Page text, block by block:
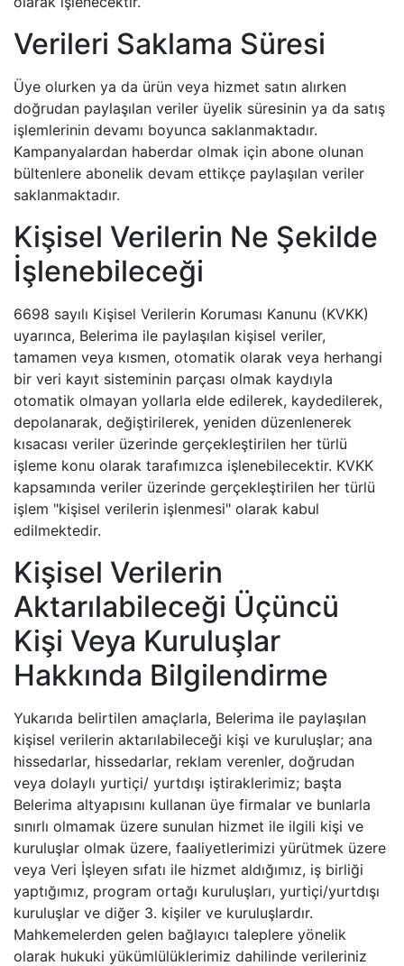
Verileri Saklama Süresi
Üye olurken ya da ürün veya hizmet satın alırken
doğrudan paylaşılan veriler üyelik süresinin ya da satış
işlemlerinin devamı boyunca saklanmaktadır.
Kampanyalardan haberdar olmak için abone olunan
bültenlere abonelik devam ettikçe paylaşılan veriler
saklanmaktadır.
Kişisel Verilerin Ne Şekilde
İşlenebileceği
6698 sayılı Kişisel Verilerin Koruması Kanunu (KVKK)
uyarınca, Belerima ile paylaşılan kişisel veriler,
tamamen veya kısmen, otomatik olarak veya herhangi
bir veri kayıt sisteminin parçası olmak kaydıyla
otomatik olmayan yollarla elde edilerek, kaydedilerek,
depolanarak, değiştirilerek, yeniden düzenlenerek
kısacası veriler üzerinde gerçekleştirilen her türlü
işleme konu olarak tarafımızca işlenebilecektir. KVKK
kapsamında veriler üzerinde gerçekleştirilen her türlü
işlem "kişisel verilerin işlenmesi" olarak kabul
edilmektedir.
Kişisel Verilerin
Aktarılabileceği Üçüncü
Kişi Veya Kuruluşlar
Hakkında Bilgilendirme
Yukarıda belirtilen amaçlarla, Belerima ile paylaşılan
kişisel verilerin aktarılabileceği kişi ve kuruluşlar; ana
hissedarlar, hissedarlar, reklam verenler, doğrudan
veya dolaylı yurtiçi/ yurtdışı iştiraklerimiz; başta
Belerima altyapısını kullanan üye firmalar ve bunlarla
sınırlı olmamak üzere sunulan hizmet ile ilgili kişi ve
kuruluşlar olmak üzere, faaliyetlerimizi yürütmek üzere
veya Veri İşleyen sıfatı ile hizmet aldığımız, iş birliği
yaptığımız, program ortağı kuruluşları, yurtiçi/yurtdışı
kuruluşlar ve diğer 3. kişiler ve kuruluşlardır.
Mahkemelerden gelen bağlayıcı taleplere yönelik
olarak hukuki yükümlülüklerimiz dahilinde verileriniz